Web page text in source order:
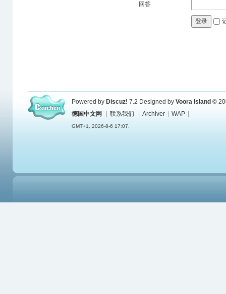
回答
登录
Powered by Discuz! 7.2 Designed by Voora Island ©
德国中文网
联系我们 Archiver WAP
GMT+1, 2026-8-6 17:07.